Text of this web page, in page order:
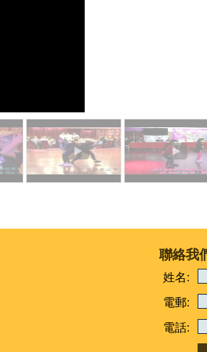
聯絡我
姓名:
電郵:
電話: